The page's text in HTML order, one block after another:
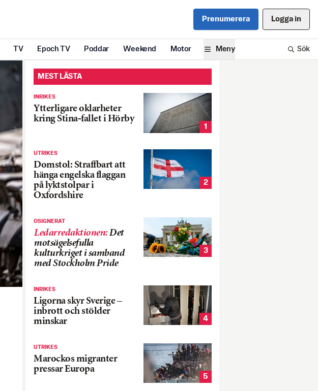
Prenumerera Logga in
TV Epoch TV Poddar Weekend Motor Meny Sök
MEST LÄSTA
INRIKES
Ytterligare oklarheter
kring Stina-fallet i Hörby
1
UTRIKES
Domstol: Straffbart att
hänga engelska flaggan
på lyktstolpar i
Oxfordshire
2
OSIGNERAT
Ledarredaktionen:Det
motsägelsefulla
kulturkriget i samband
med Stockholm Pride
3
INRIKES
Ligorna skyr Sverige –
inbrott och stölder
minskar
4
UTRIKES
Marockos migranter
pressar Europa
5